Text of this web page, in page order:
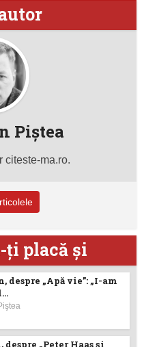
Piştea
citeste-ma.ro.
ţi placă şi
despre „Apă vie”: „I-am
„Peter Haas și